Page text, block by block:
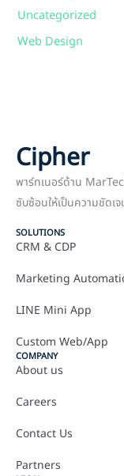
Uncategorized
Web Design
Cipher
พาร์ทเนอร์ด้าน
ซับซ้อนให้เป็นความชัด
SOLUTIONS
CRM & CDP
Marketing
LINE Mini App
Custom Web/App
COMPANY
About us
Careers
Contact Us
Partners